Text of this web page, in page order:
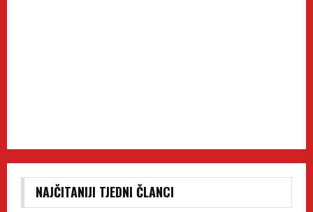
NAJČITANIJI TJEDNI ČLANCI